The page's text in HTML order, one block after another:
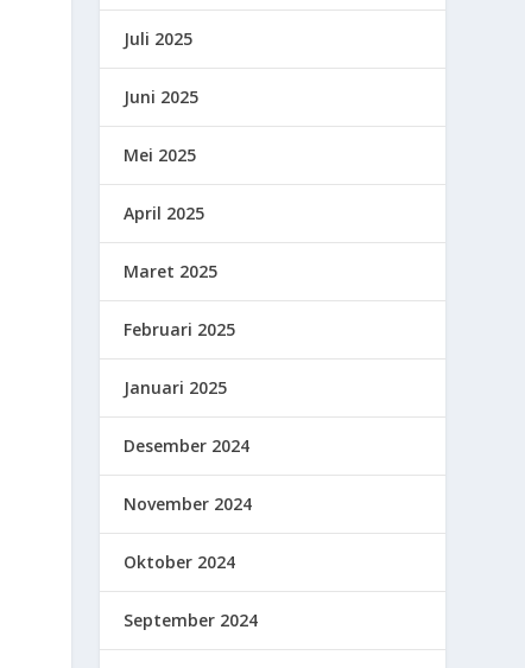
Juli 2025
Juni 2025
Mei 2025
April 2025
Maret 2025
Februari 2025
Januari 2025
Desember 2024
November 2024
Oktober 2024
September 2024